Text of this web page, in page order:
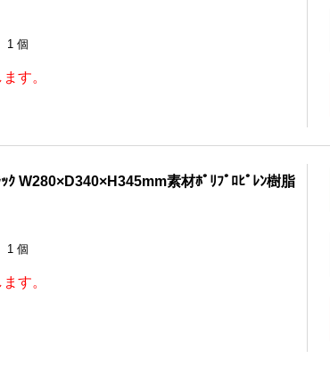
1 個
す。
ｸ W280×D340×H345mm素材ﾎﾟﾘﾌﾟﾛﾋﾟﾚﾝ樹脂
1 個
す。